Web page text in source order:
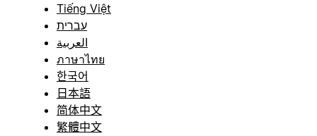
Tiếng Việt
עברית
العربية
ภาษาไทย
한국어
日本語
简体中文
繁體中文